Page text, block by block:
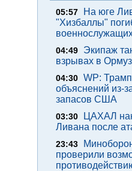
05:57
На юге
"Хизбаллы"
04:49
Экипаж
взрывах в
04:30 WP:
объяснений из-
запасов США
03:30
ЦАХАЛ
Ливана после
23:43
проверили